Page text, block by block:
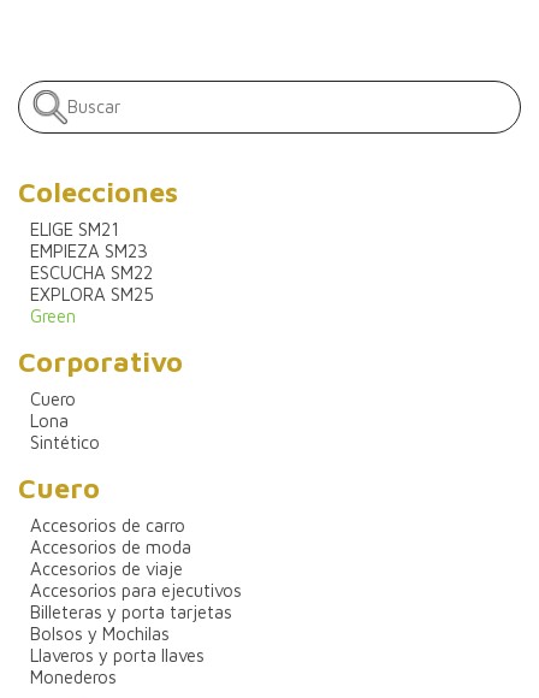
Colecciones
ELIGE SM21
EMPIEZA SM23
ESCUCHA SM22
EXPLORA SM25
Green
Corporativo
Cuero
Lona
Sintético
Cuero
Accesorios de carro
Accesorios de moda
Accesorios de viaje
Accesorios para ejecutivos
Billeteras y porta tarjetas
Bolsos y Mochilas
Llaveros y porta llaves
Monederos